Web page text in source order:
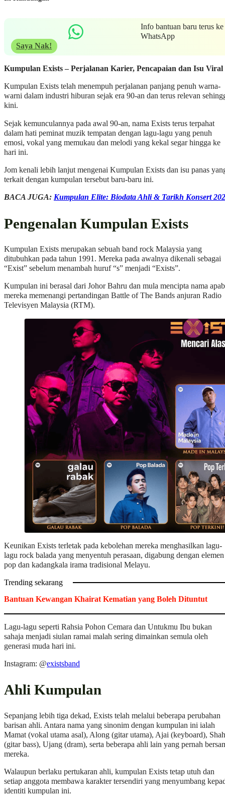
Info bantuan baru terus ke
WhatsApp
Saya Nak!
Kumpulan Exists – Perjalanan Karier, Pencapaian dan Isu Viral
Kumpulan Exists telah menempuh perjalanan panjang penuh warna-
warni dalam industri hiburan sejak era 90-an dan terus relevan
kini.
Sejak kemunculannya pada awal 90-an, nama Exists terus terpahat
dalam hati peminat muzik tempatan dengan lagu-lagu yang penuh
emosi, vokal yang memukau dan melodi yang kekal segar hingga ke
hari ini.
Jom kenali lebih lanjut mengenai Kumpulan Exists dan isu panas
terkait dengan kumpulan tersebut baru-baru ini.
BACA JUGA: Kumpulan Elite: Biodata Ahli & Tarikh Konsert
Pengenalan Kumpulan Exists
Kumpulan Exists merupakan sebuah band rock Malaysia yang
ditubuhkan pada tahun 1991. Mereka pada awalnya dikenali sebagai
“Exist” sebelum menambah huruf “s” menjadi “Exists”.
Kumpulan ini berasal dari Johor Bahru dan mula mencipta nama
mereka memenangi pertandingan Battle of The Bands anjuran Radio
Televisyen Malaysia (RTM).
Keunikan Exists terletak pada kebolehan mereka menghasilkan lagu-
lagu rock balada yang menyentuh perasaan, digabung dengan elemen
pop dan kadangkala irama tradisional Melayu.
Trending sekarang
Bantuan Kewangan Khairat Kematian yang Boleh Dituntut
Lagu-lagu seperti Rahsia Pohon Cemara dan Untukmu Ibu bukan
sahaja menjadi siulan ramai malah sering dimainkan semula oleh
generasi muda hari ini.
Instagram: @existsband
Ahli Kumpulan
Sepanjang lebih tiga dekad, Exists telah melalui beberapa perubahan
barisan ahli. Antara nama yang sinonim dengan kumpulan ini ialah
Mamat (vokal utama asal), Along (gitar utama), Ajai (keyboard), Shah
(gitar bass), Ujang (dram), serta beberapa ahli lain yang pernah
mereka.
Walaupun berlaku pertukaran ahli, kumpulan Exists tetap utuh dan
setiap anggota membawa karakter tersendiri yang menyumbang
identiti kumpulan ini.